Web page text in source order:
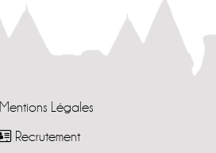
Mentions Légales
Recrutement